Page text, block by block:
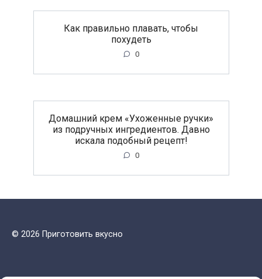
Как правильно плавать, чтобы
похудеть
0
Домашний крем «Ухоженные ручки»
из подручных ингредиентов. Давно
искала подобный рецепт!
0
© 2026 Приготовить вкусно